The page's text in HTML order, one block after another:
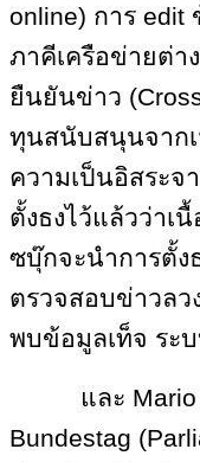
online) การ edit
ภาคีเครือข่ายต่า
ยืนยันข่าว
ทุนสนับสนุนจาก
ความเป็นอิสระจ
ตั้งธงไว้แล้วว่าเ
ซบุ๊กจะนำการตั้ง
ตรวจสอบข่าวลว
พบข้อมูลเท็จ ระ
และ
Bundestag